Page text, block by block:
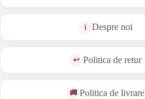
Despre noi
Politica de retur
Politica de livrare